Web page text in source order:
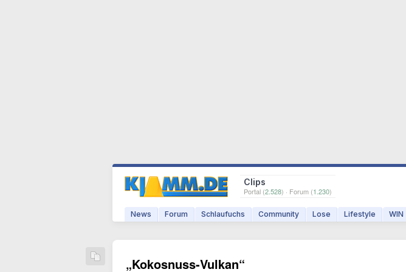
Clips
Portal (2.528) · Forum (1.230)
News Forum Schlaufuchs Community Lose Lifestyle WIN
„Kokosnuss-Vulkan“